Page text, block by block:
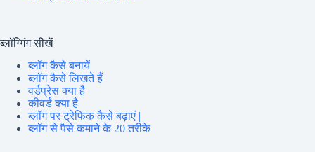
ब्लॉग्गिंग सीखें
ब्लॉग कैसे बनायें
ब्लॉग कैसे लिखते हैं
वर्डप्रेस क्या है
कीवर्ड क्या है
ब्लॉग पर ट्रेफिक कैसे बढ़ाएं |
ब्लॉग से पैसे कमाने के 20 तरीके